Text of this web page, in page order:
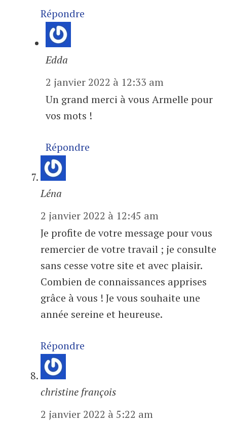
Répondre
Edda
2 janvier 2022 à 12:33 am
Un grand merci à vous Armelle pour
vos mots !
Répondre
Léna
2 janvier 2022 à 12:45 am
Je profite de votre message pour vous
remercier de votre travail ; je consulte
sans cesse votre site et avec plaisir.
Combien de connaissances apprises
grâce à vous ! Je vous souhaite une
année sereine et heureuse.
Répondre
christine françois
2 janvier 2022 à 5:22 am